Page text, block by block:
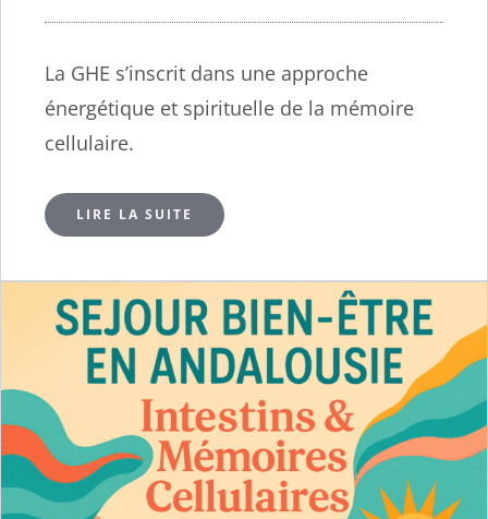
La GHE s’inscrit dans une approche
énergétique et spirituelle de la mémoire
cellulaire.
LIRE LA SUITE